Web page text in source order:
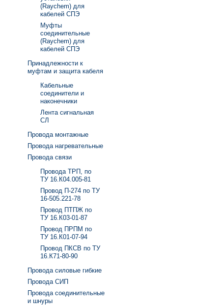
(Raychem) для
кабелей СПЭ
Муфты
соединительные
(Raychem) для
кабелей СПЭ
Принадлежности к
муфтам и защита кабеля
Кабельные
соединители и
наконечники
Лента сигнальная
СЛ
Провода монтажные
Провода нагревательные
Провода связи
Провода ТРП, по
ТУ 16.К04.005-81
Провод П-274 по ТУ
16-505.221-78
Провод ПТПЖ по
ТУ 16.К03-01-87
Провод ПРПМ по
ТУ 16.К01-07-94
Провод ПКСВ по ТУ
16.К71-80-90
Провода силовые гибкие
Провода СИП
Провода соединительные
и шнуры